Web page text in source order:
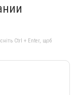
Ctrl + Enter, щоб